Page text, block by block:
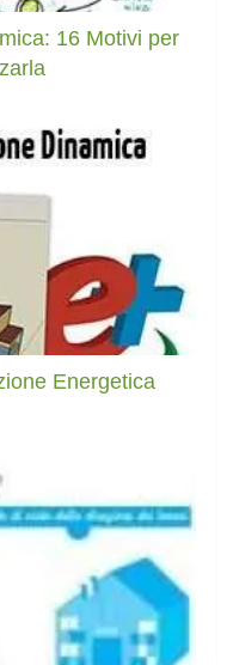
16 Motivi per
Energetica